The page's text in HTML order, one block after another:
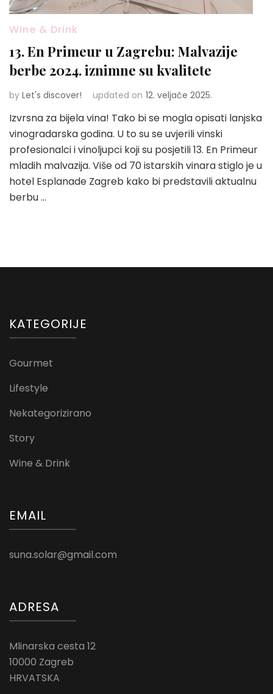
Wine & Drink
13. En Primeur u Zagrebu: Malvazije
berbe 2024. iznimne su kvalitete
by Let's discover! updated on 12. veljače 2025.
Izvrsna za bijela vina! Tako bi se mogla opisati lanjska
vinogradarska godina. U to su se uvjerili vinski
profesionalci i vinoljupci koji su posjetili 13. En Primeur
mladih malvazija. Više od 70 istarskih vinara stiglo je u
hotel Esplanade Zagreb kako bi predstavili aktualnu
berbu …
KATEGORIJE
Gourmet
Lifestyle
Nekategorizirano
Story
Wine & Drink
EMAIL
suna.solar@gmail.com
ADRESA
Mlinarska cesta 12
10000 Zagreb
HRVATSKA